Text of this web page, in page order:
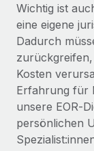
Wichtig ist
eine eigene
Dadurch
Kosten
Erfahrung für
unsere
persönlichen